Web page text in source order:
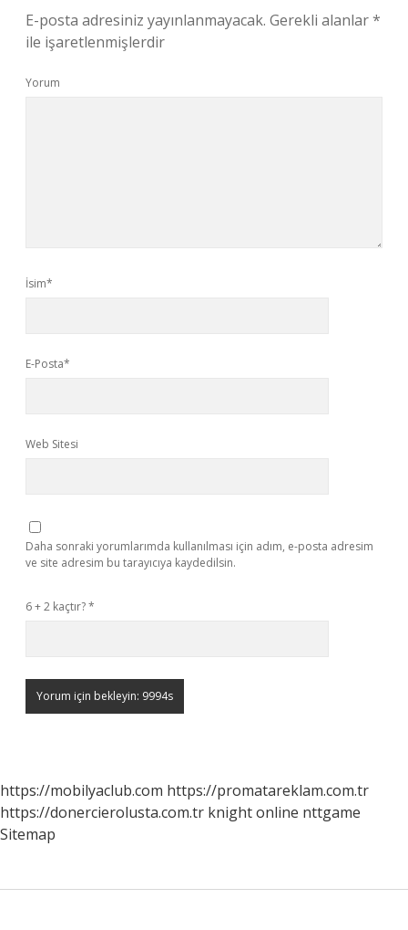
E-posta adresiniz yayınlanmayacak. Gerekli alanlar*
ile işaretlenmişlerdir
Yorum
İsim*
E-Posta*
Web Sitesi
Daha sonraki yorumlarımda kullanılması için adım, e-posta adresim
ve site adresim bu tarayıcıya kaydedilsin.
6 + 2 kaçtır?*
https://mobilyaclub.com https://promatareklam.com.tr
https://donercierolusta.com.tr knight online nttgame
Sitemap